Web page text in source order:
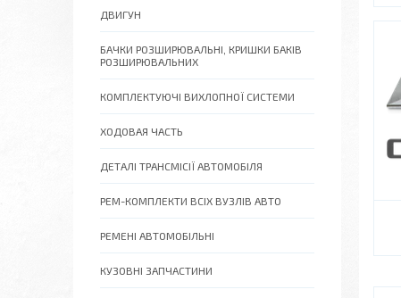
ДВИГУН
БАЧКИ РОЗШИРЮВАЛЬНІ, КРИШКИ БАКІВ
РОЗШИРЮВАЛЬНИХ
КОМПЛЕКТУЮЧІ ВИХЛОПНОЇ СИСТЕМИ
ХОДОВАЯ ЧАСТЬ
ДЕТАЛІ ТРАНСМІСІЇ АВТОМОБІЛЯ
РЕМ-КОМПЛЕКТИ ВСІХ ВУЗЛІВ АВТО
РЕМЕНІ АВТОМОБІЛЬНІ
КУЗОВНІ ЗАПЧАСТИНИ